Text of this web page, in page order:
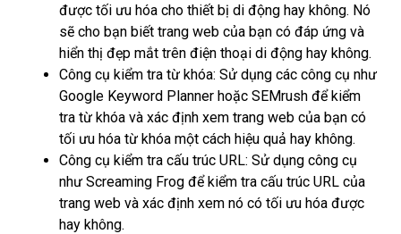
được tối ưu hóa cho thiết bị di động hay không. Nó
sẽ cho bạn biết trang web của bạn có đáp ứng và
hiển thị đẹp mắt trên điện thoại di động hay không.
Công cụ kiểm tra từ khóa: Sử dụng các công cụ như
Google Keyword Planner hoặc SEMrush để kiểm
tra từ khóa và xác định xem trang web của bạn có
tối ưu hóa từ khóa một cách hiệu quả hay không.
Công cụ kiểm tra cấu trúc URL: Sử dụng công cụ
như Screaming Frog để kiểm tra cấu trúc URL của
trang web và xác định xem nó có tối ưu hóa được
hay không.